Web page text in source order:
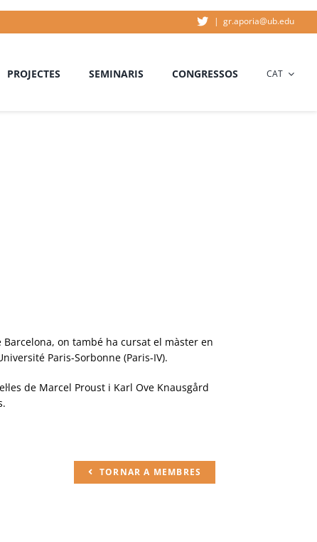
| gr.aporia@ub.edu
PROJECTES SEMINARIS CONGRESSOS CAT
on també ha cursat el màster en
Paris-Sorbonne (Paris-IV).
de Marcel Proust i Karl Ove Knausgård
TORNAR A MEMBRES